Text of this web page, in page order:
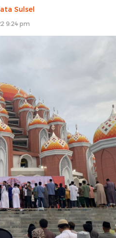
Sulsel
9:24 pm